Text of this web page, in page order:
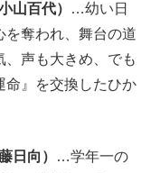
山百代）
…幼い日
を奪われ、舞台の道
、声も大きめ、でも
命』を交換したひか
日向）
…学年一の